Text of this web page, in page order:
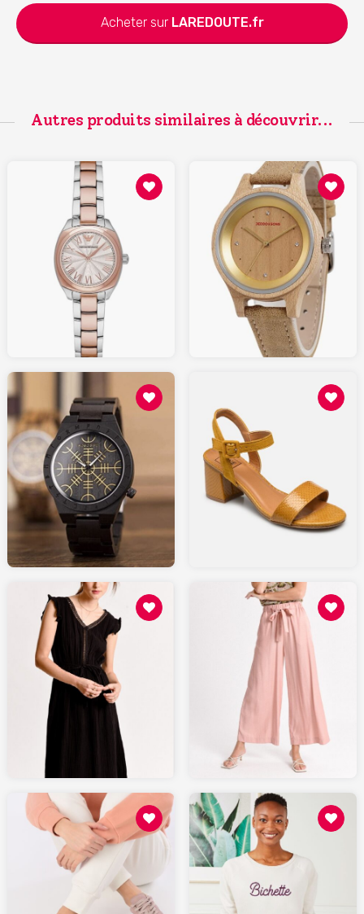
Acheter sur LAREDOUTE.fr
Autres produits similaires à découvrir...
159.00
AMAZON.fr
129.00
AMAZON.fr
50.00
AMAZON.fr
SARENZA.com
88.8
MOLLYBRACKEN.fr
MOLLYBRACKEN.fr
49